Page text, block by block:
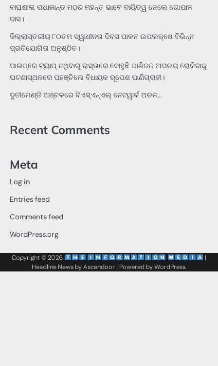
ବାଘଶାଳା ରାଧାକାନ୍ତ ମଠର ମହନ୍ତ ଭାବେ ଦାୟିତ୍ୱ ନେଲେ ଗୋପାଳ
ଦାସ।
ଜିଲ୍ଲାସ୍ତରୀୟ ୮୦ତମ ସ୍ୱାଧୀନତା ଦିବସ ପାଳନ ଉପଲକ୍ଷେ ବିଭିନ୍ନ
ପ୍ରତିଯୋଗିତା ଅନୁଷ୍ଠିତ।
ପାଇପ୍‌ରେ ଟ୍ୟାପ୍‌ ନଥିବାରୁ ରାସ୍ତାରେ ବୋହୁଛି ପାଣିଜଳ ଅପଚୟ ରୋକିବାକୁ
ଘଟଣାସ୍ଥଳରେ ପହଞ୍ଚିଲେ ବିଧାୟକ ରୂପେଶ ପାଣିଗ୍ରାହୀ।
ଦୁତୀମେଣ୍ଡି ଅଞ୍ଚଳରେ ବିଏସ୍‌ଏନ୍‌ଏଲ୍‌ ନେଟୱାର୍କ ଅଚଳ…
Recent Comments
Meta
Log in
Entries feed
Comments feed
WordPress.org
Copyright © 2026
|
Headline News byAscendoor| Powered byWordPress.